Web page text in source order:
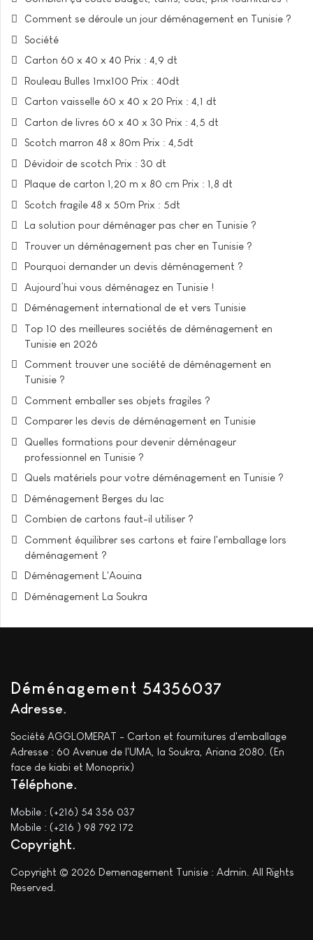
Comment se déroule un jour déménagement en Tunisie ?
Société
Carton 60 x 40 x 40 Prix : 4,9 dt
Rouleau Bulles 1mx100 Prix : 40dt
Carton vaisselle 60 x 40 x 20 Prix : 4,1 dt
Carton de livres 60 x 40 x 30 Prix : 4,5 dt
Scotch marron 48 x 80m Prix : 4,5dt
Dévidoir de scotch Prix : 30 dt
Plaque de carton 1,20 m x 80 cm Prix : 1,8 dt
Scotch fragile 48 x 50m Prix : 5dt
La solution pour déménager pas cher en Tunisie ?
Trouver un déménagement pas cher en Tunisie ?
Pourquoi demander un devis déménagement ?
Aujourd’hui vous déménagez en Tunisie !
Déménagement international de et vers Tunisie
Top 10 des meilleures sociétés de déménagement en
Tunisie en 2026
Comment trouver une société de déménagement en
Tunisie ?
Comment emballer ses objets fragiles ?
Comparer les devis de déménagement en Tunisie
Quelles formations pour devenir déménageur
professionnel en Tunisie ?
Quels matériels pour votre déménagement en Tunisie ?
Déménagement Berges du lac
Combien de cartons faut-il utiliser ?
Comment équilibrer ses cartons et faire l'emballage lors
déménagement ?
Déménagement L'Aouina
Déménagement La Soukra
Déménagement 54356037
Adresse
Société AGGLOMERAT - Carton et fournitures d'emballage
Adresse : 60 Avenue de l'UMA, la Soukra, Ariana 2080. (En
face de kiabi et Monoprix)
Téléphone
Mobile : (+216) 54 356 037
Mobile : (+216 ) 98 792 172
Copyright
Copyright © 2026 Demenagement Tunisie : Admin. All Rights
Reserved.